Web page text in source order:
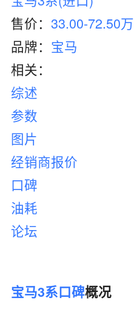
售价： 33.00-72.50万
品牌： 宝马
相关：
综述
参数
图片
经销商报价
口碑
油耗
论坛
宝马3系口碑概况